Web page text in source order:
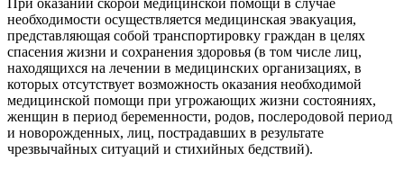
необходимости осуществляется медицинская эвакуация,
представляющая собой транспортировку граждан в целях
спасения жизни и сохранения здоровья (в том числе лиц,
находящихся на лечении в медицинских организациях, в
которых отсутствует возможность оказания необходимой
медицинской помощи при угрожающих жизни состояниях,
женщин в период беременности, родов, послеродовой период
и новорожденных, лиц, пострадавших в результате
чрезвычайных ситуаций и стихийных бедствий).